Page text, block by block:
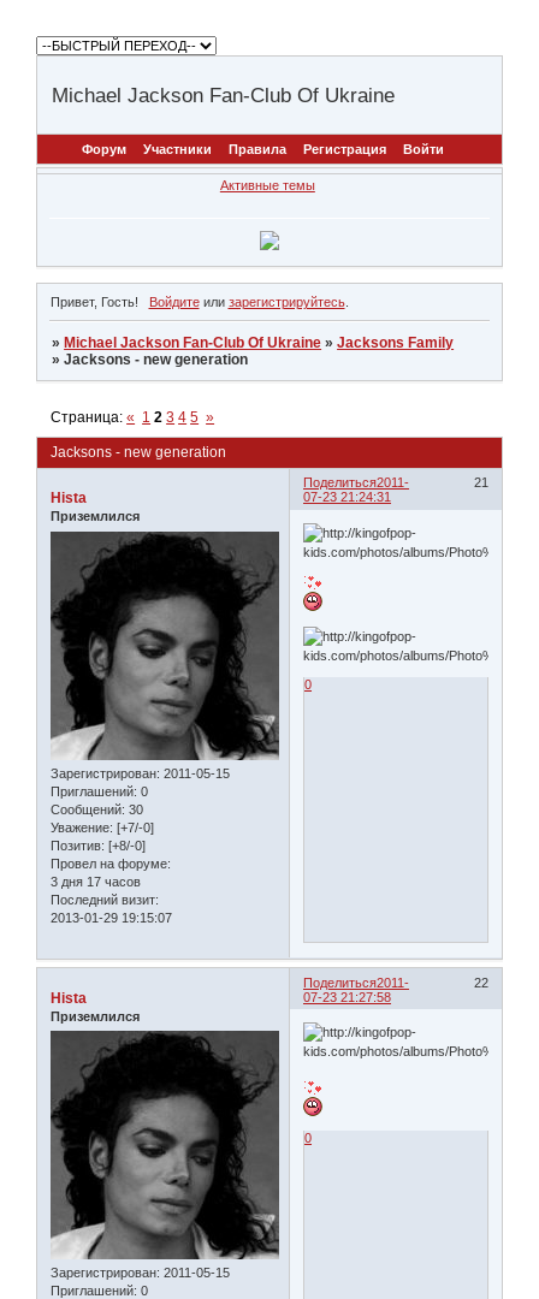
Michael Jackson Fan-Club Of Ukraine
Форум Участники Правила Регистрация Войти
Активные темы
Привет, Гость! Войдитеили зарегистрируйтесь.
» Michael Jackson Fan-Club Of Ukraine »Jacksons Family
»Jacksons - new generation
Jacksons - new generation
Страница:« 1 2 3 4 5 »
Поделиться 21
2011-
07-23 21:24:31
Hista
Приземлился
Зарегистрирован: 2011-05-15
Приглашений: 0
Сообщений: 30
Уважение: [+7/-0]
Позитив: [+8/-0]
Провел на форуме:
3 дня 17 часов
Последний визит:
2013-01-29 19:15:07
0
Поделиться 22
2011-
07-23 21:27:58
Hista
Приземлился
Зарегистрирован: 2011-05-15
Приглашений: 0
0